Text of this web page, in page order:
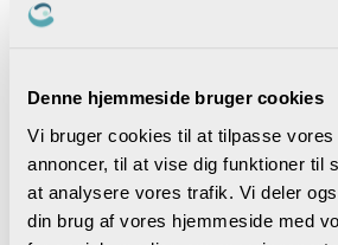
Denne hjemmeside bruger cookies
Vi bruger cookies til at tilpasse vores
annoncer, til at vise dig funktioner til
at analysere vores trafik. Vi deler
din brug af vores hjemmeside med
faglæreren i barnets hjem. Det er
fraværsundervisning kan varetages
online.
Det andet område, som
beskæftiget sig med, er